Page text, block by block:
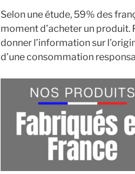
Selon une étude, 59% des
moment d’acheter un produit.
donner l’information sur
d’une consommation